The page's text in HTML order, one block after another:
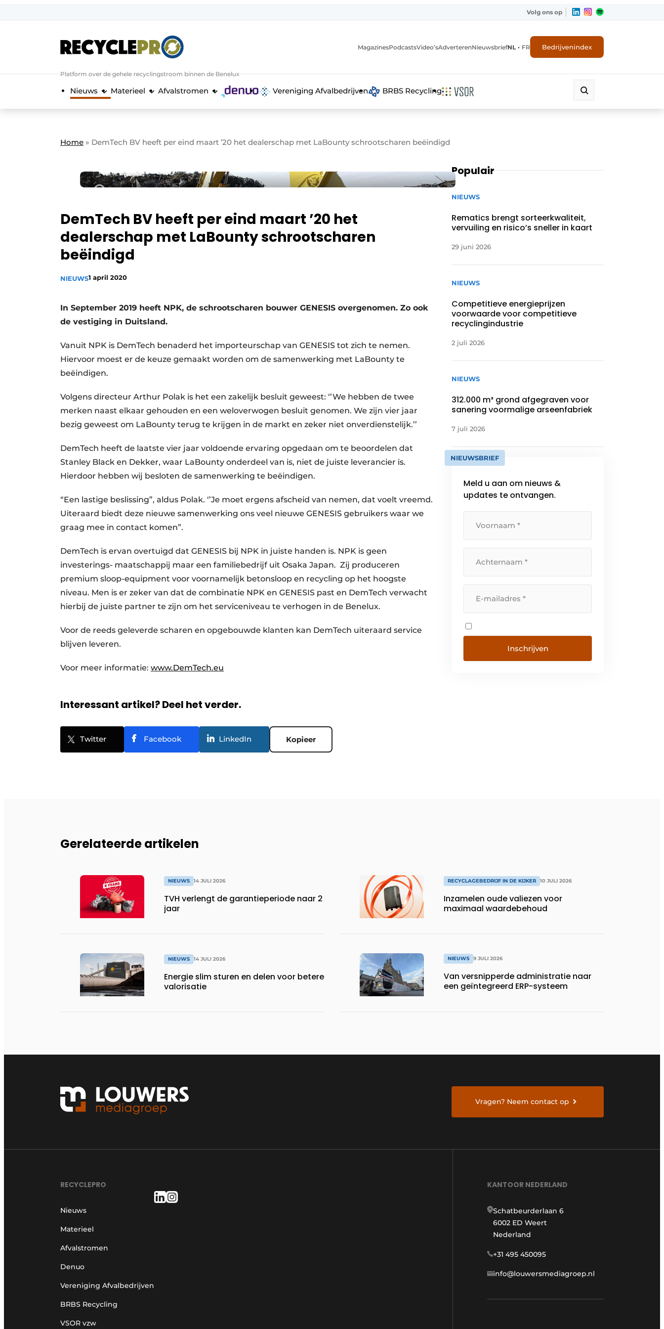
Algemene voorwaarden
Contact
Podcasts
RecyclePro | Vakblad over de gehele recyclingstroom in België
Vacature aanmelden
Vacatures
Volg ons op
Platform over de gehele recyclingstroom binnen de Benelux
MagazinesPodcastsVideo’sAdverterenNieuwsbriefNL • FR Bedrijvenindex
Nieuws Materieel Afvalstromen Vereniging Afvalbedrijven BRBS Recycling
Home » DemTech BV heeft per eind maart ’20 het dealerschap met LaBounty schrootscharen beëindigd
DemTech BV heeft per eind maart ’20 het
dealerschap met LaBounty schrootscharen
beëindigd
NIEUWS1 april 2020
In September 2019 heeft NPK, de schrootscharen bouwer GENESIS overgenomen. Zo ook
de vestiging in Duitsland.
Vanuit NPK is DemTech benaderd het importeurschap van GENESIS tot zich te nemen.
Hiervoor moest er de keuze gemaakt worden om de samenwerking met LaBounty te
beëindigen.
Volgens directeur Arthur Polak is het een zakelijk besluit geweest: ‘’We hebben de twee
merken naast elkaar gehouden en een weloverwogen besluit genomen. We zijn vier jaar
bezig geweest om LaBounty terug te krijgen in de markt en zeker niet onverdienstelijk.’’
DemTech heeft de laatste vier jaar voldoende ervaring opgedaan om te beoordelen dat
Stanley Black en Dekker, waar LaBounty onderdeel van is, niet de juiste leverancier is.
Hierdoor hebben wij besloten de samenwerking te beëindigen.
“Een lastige beslissing”, aldus Polak. ‘’Je moet ergens afscheid van nemen, dat voelt vreemd.
Uiteraard biedt deze nieuwe samenwerking ons veel nieuwe GENESIS gebruikers waar we
graag mee in contact komen”.
DemTech is ervan overtuigd dat GENESIS bij NPK in juiste handen is. NPK is geen
investerings- maatschappij maar een familiebedrijf uit Osaka Japan. Zij produceren
premium sloop-equipment voor voornamelijk betonsloop en recycling op het hoogste
niveau. Men is er zeker van dat de combinatie NPK en GENESIS past en DemTech verwacht
hierbij de juiste partner te zijn om het serviceniveau te verhogen in de Benelux.
Voor de reeds geleverde scharen en opgebouwde klanten kan DemTech uiteraard service
blijven leveren.
Voor meer informatie: www.DemTech.eu
Interessant artikel? Deel het verder.
Twitter Facebook LinkedIn Kopieer
Populair
NIEUWS
Rematics brengt sorteerkwaliteit,
vervuiling en risico’s sneller in kaart
29 juni 2026
NIEUWS
Competitieve energieprijzen
voorwaarde voor competitieve
recyclingindustrie
2 juli 2026
NIEUWS
312.000 m³ grond afgegraven voor
sanering voormalige arseenfabriek
7 juli 2026
NIEUWSBRIEF
Meld u aan om nieuws &
updates te ontvangen.
Gerelateerde artikelen
NIEUWS 14 JULI 2026
TVH verlengt de garantieperiode naar 2
jaar
NIEUWS 14 JULI 2026
Energie slim sturen en delen voor betere
valorisatie
RECYCLAGEBEDRIJF IN DE KIJKER 10 JULI 2026
Inzamelen oude valiezen voor
maximaal waardebehoud
NIEUWS 9 JULI 2026
Van versnipperde administratie naar
een geïntegreerd ERP-systeem
Vragen? Neem contact op
RECYCLEPRO
Nieuws
Materieel
Afvalstromen
Denuo
Vereniging Afvalbedrijven
BRBS Recycling
VSOR vzw
KANTOOR NEDERLAND
Schatbeurderlaan 6
6002 ED Weert
Nederland
+31 495 450095
info@louwersmediagroep.nl